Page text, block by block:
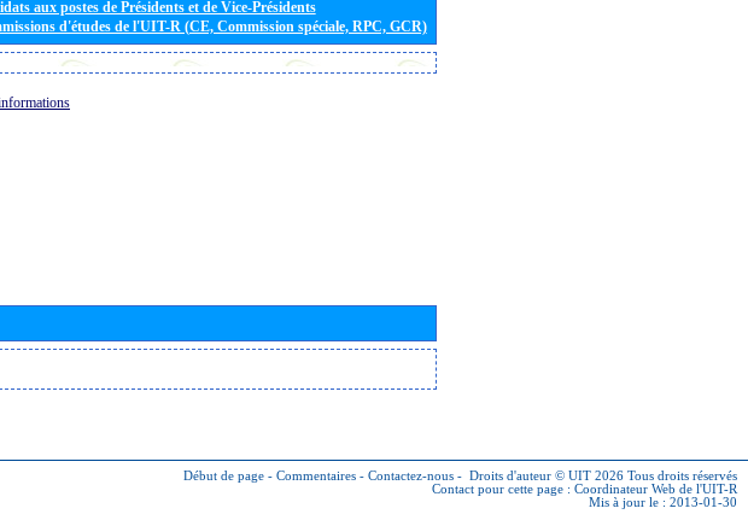
aux postes de Présidents et de Vice-Présidents
d'études de l'UIT-R (CE, Commission spéciale, RPC, GCR)
Début de page - Commentaires - Contactez-nous - Droits d'auteur © UIT 2026 Tous droits réservés
Contact pour cette page : Coordinateur Web de l'UIT-R
Mis à jour le : 2013-01-30